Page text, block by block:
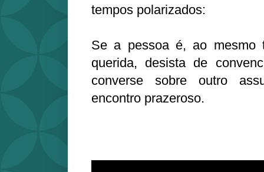
tempos polarizados:
Se a pessoa é, ao mesmo
querida, desista de
converse sobre outro
encontro prazeroso.